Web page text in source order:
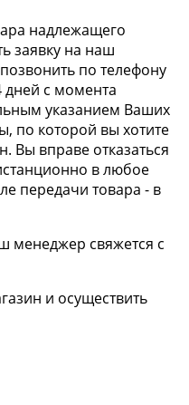
надлежащего
заявку на наш
по телефону
дней с момента
указанием Ваших
по которой вы хотите
Вы вправе отказаться
в любое
передачи товара - в
менеджер свяжется с
и осуществить